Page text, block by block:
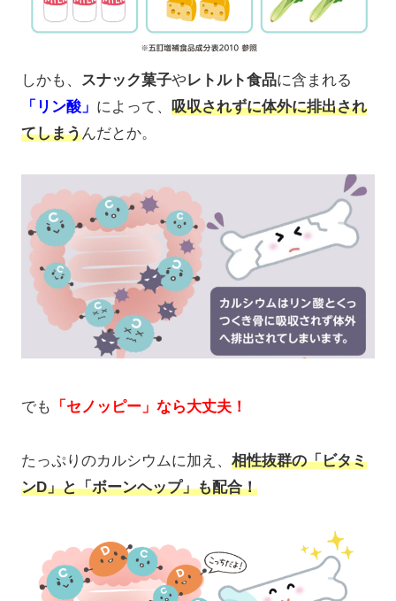
しかも、 スナック菓子やレトルト食品に含まれる
「リン酸」 によって、 吸収されずに体外に排出され
てしまうんだとか。
でも 「セノッピー」なら大丈夫！
たっぷりのカルシウムに加え、 相性抜群の「ビタミ
ンD」と「ボーンヘップ」も配合！